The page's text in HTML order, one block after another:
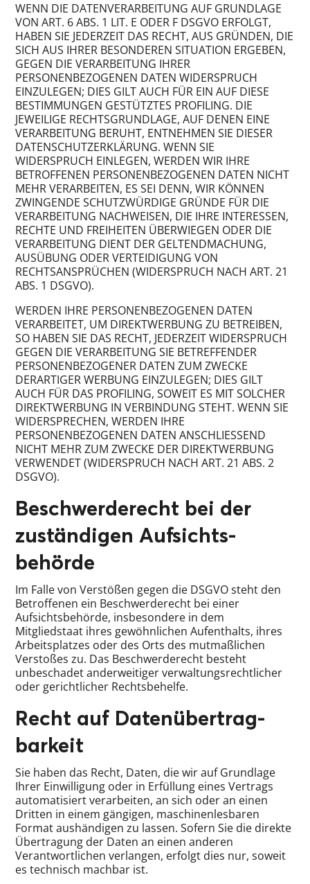
WENN DIE DATENVERARBEITUNG AUF GRUNDLAGE
VON ART. 6 ABS. 1 LIT. E ODER F DSGVO ERFOLGT,
HABEN SIE JEDERZEIT DAS RECHT, AUS GRÜNDEN, DIE
SICH AUS IHRER BESONDEREN SITUATION ERGEBEN,
GEGEN DIE VERARBEITUNG IHRER
PERSONENBEZOGENEN DATEN WIDERSPRUCH
EINZULEGEN; DIES GILT AUCH FÜR EIN AUF DIESE
BESTIMMUNGEN GESTÜTZTES PROFILING. DIE
JEWEILIGE RECHTSGRUNDLAGE, AUF DENEN EINE
VERARBEITUNG BERUHT, ENTNEHMEN SIE DIESER
DATENSCHUTZERKLÄRUNG. WENN SIE
WIDERSPRUCH EINLEGEN, WERDEN WIR IHRE
BETROFFENEN PERSONENBEZOGENEN DATEN NICHT
MEHR VERARBEITEN, ES SEI DENN, WIR KÖNNEN
ZWINGENDE SCHUTZWÜRDIGE GRÜNDE FÜR DIE
VERARBEITUNG NACHWEISEN, DIE IHRE INTERESSEN,
RECHTE UND FREIHEITEN ÜBERWIEGEN ODER DIE
VERARBEITUNG DIENT DER GELTENDMACHUNG,
AUSÜBUNG ODER VERTEIDIGUNG VON
RECHTSANSPRÜCHEN (WIDERSPRUCH NACH ART. 21
ABS. 1 DSGVO).
WERDEN IHRE PERSONENBEZOGENEN DATEN
VERARBEITET, UM DIREKTWERBUNG ZU BETREIBEN,
SO HABEN SIE DAS RECHT, JEDERZEIT WIDERSPRUCH
GEGEN DIE VERARBEITUNG SIE BETREFFENDER
PERSONENBEZOGENER DATEN ZUM ZWECKE
DERARTIGER WERBUNG EINZULEGEN; DIES GILT
AUCH FÜR DAS PROFILING, SOWEIT ES MIT SOLCHER
DIREKTWERBUNG IN VERBINDUNG STEHT. WENN SIE
WIDERSPRECHEN, WERDEN IHRE
PERSONENBEZOGENEN DATEN ANSCHLIESSEND
NICHT MEHR ZUM ZWECKE DER DIREKTWERBUNG
VERWENDET (WIDERSPRUCH NACH ART. 21 ABS. 2
DSGVO).
Beschwerde­recht bei der
zuständigen Aufsichts­
behörde
Im Falle von Verstößen gegen die DSGVO steht den
Betroffenen ein Beschwerderecht bei einer
Aufsichtsbehörde, insbesondere in dem
Mitgliedstaat ihres gewöhnlichen Aufenthalts, ihres
Arbeitsplatzes oder des Orts des mutmaßlichen
Verstoßes zu. Das Beschwerderecht besteht
unbeschadet anderweitiger verwaltungsrechtlicher
oder gerichtlicher Rechtsbehelfe.
Recht auf Daten­übertrag­
barkeit
Sie haben das Recht, Daten, die wir auf Grundlage
Ihrer Einwilligung oder in Erfüllung eines Vertrags
automatisiert verarbeiten, an sich oder an einen
Dritten in einem gängigen, maschinenlesbaren
Format aushändigen zu lassen. Sofern Sie die direkte
Übertragung der Daten an einen anderen
Verantwortlichen verlangen, erfolgt dies nur, soweit
es technisch machbar ist.